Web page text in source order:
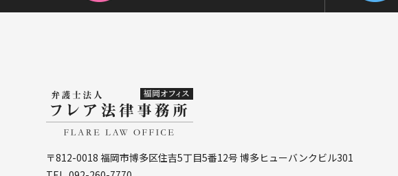
〒812-0018 福岡市博多区住吉5丁目5番12号博多ヒューバンクビル301